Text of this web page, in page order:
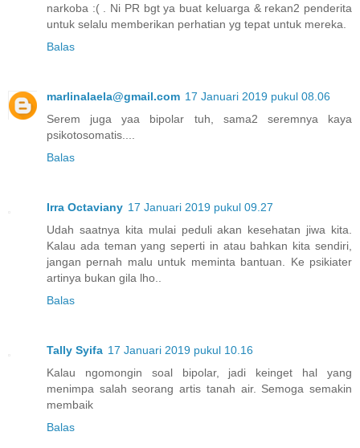
narkoba :( . Ni PR bgt ya buat keluarga & rekan2 penderita
untuk selalu memberikan perhatian yg tepat untuk mereka.
Balas
marlinalaela@gmail.com 17 Januari 2019 pukul 08.06
Serem juga yaa bipolar tuh, sama2 seremnya kaya
psikotosomatis....
Balas
Irra Octaviany 17 Januari 2019 pukul 09.27
Udah saatnya kita mulai peduli akan kesehatan jiwa kita.
Kalau ada teman yang seperti in atau bahkan kita sendiri,
jangan pernah malu untuk meminta bantuan. Ke psikiater
artinya bukan gila lho..
Balas
Tally Syifa 17 Januari 2019 pukul 10.16
Kalau ngomongin soal bipolar, jadi keinget hal yang
menimpa salah seorang artis tanah air. Semoga semakin
membaik
Balas